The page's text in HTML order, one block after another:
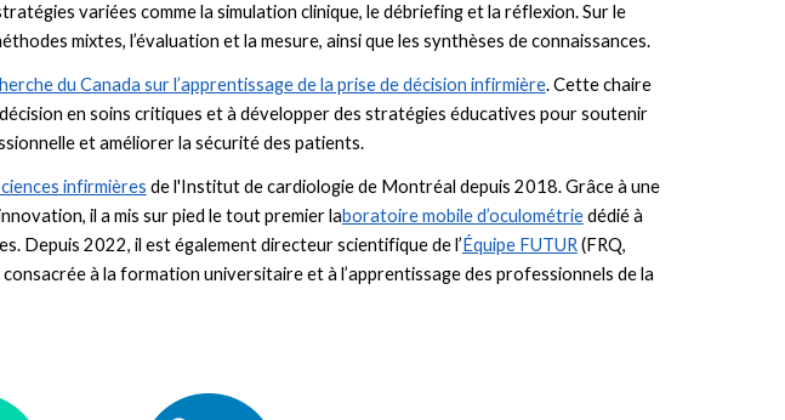
variées comme la simulation clinique, le débriefing et la réflexion. Sur le
mixtes, l’évaluation et la mesure, ainsi que les synthèses de connaissances.
du Canada sur l’apprentissage de la prise de décision infirmière. Cette chaire
en soins critiques et à développer des stratégies éducatives pour soutenir
et améliorer la sécurité des patients.
infirmières de l'Institut de cardiologie de Montréal depuis 2018. Grâce à une
il a mis sur pied le tout premier laboratoire mobile d’oculométriedédié à
Depuis 2022, il est également directeur scientifique de l’Équipe FUTUR(FRQ,
à la formation universitaire et à l’apprentissage des professionnels de la